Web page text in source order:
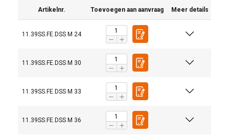
Artikelnr. Toevoegen aan aanvraag Meer details
11.39SS.FE.DSS M 24
11.39SS.FE.DSS M 30
11.39SS.FE.DSS M 33
11.39SS.FE.DSS M 36